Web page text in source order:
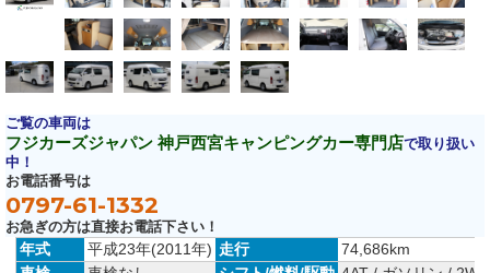
年式 平成23年(2011年) 走行
74,686km
ご覧の車両は
フジカーズジャパン 神戸西宮キャンピングカー専門店で取り扱い
中！
お電話番号は
0797-61-1332
お急ぎの方は直接お電話下さい！